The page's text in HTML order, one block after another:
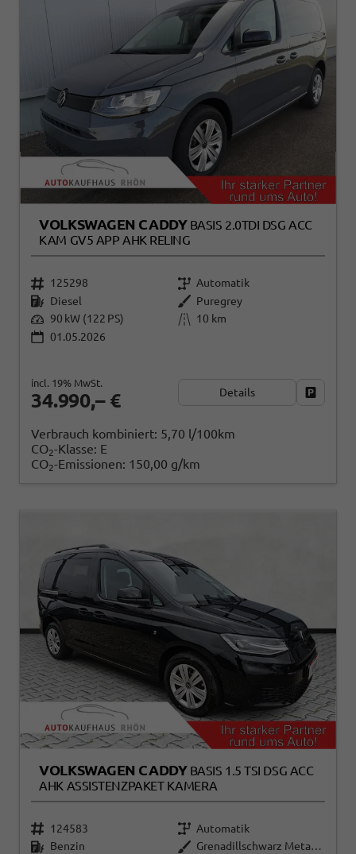
VOLKSWAGEN CADDY BASIS 2.0TDI DSG ACC
KAM GV5 APP AHK RELING
125298
Automatik
Diesel
Puregrey
90 kW (122 PS)
10 km
01.05.2026
34.990,– €
incl. 19% MwSt.
Details
Verbrauch kombiniert: 5,70 l/100km
CO2-Klasse: E
CO2-Emissionen: 150,00 g/km
VOLKSWAGEN CADDY BASIS 1.5 TSI DSG ACC
AHK ASSISTENZPAKET KAMERA
124583
Automatik
Benzin
Grenadillschwarz Metallic